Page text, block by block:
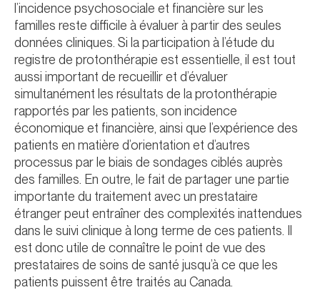
l’incidence psychosociale et financière sur les
familles reste difficile à évaluer à partir des seules
données cliniques. Si la participation à l’étude du
registre de protonthérapie est essentielle, il est tout
aussi important de recueillir et d’évaluer
simultanément les résultats de la protonthérapie
rapportés par les patients, son incidence
économique et financière, ainsi que l’expérience des
patients en matière d’orientation et d’autres
processus par le biais de sondages ciblés auprès
des familles. En outre, le fait de partager une partie
importante du traitement avec un prestataire
étranger peut entraîner des complexités inattendues
dans le suivi clinique à long terme de ces patients. Il
est donc utile de connaître le point de vue des
prestataires de soins de santé jusqu’à ce que les
patients puissent être traités au Canada.